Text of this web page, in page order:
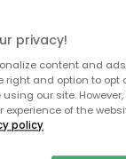
Lägg i
kvar
privacy!
content and
right and option to opt
our site.
experience of the
policy